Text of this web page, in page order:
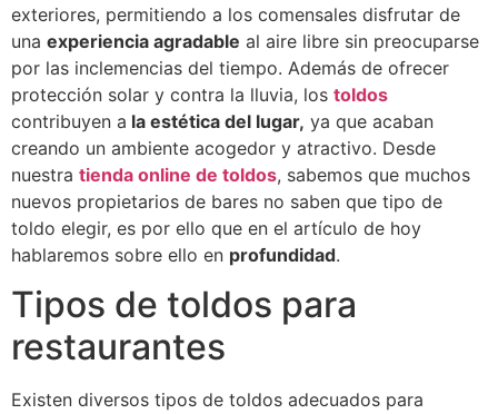
exteriores, permitiendo a los comensales disfrutar de
una experiencia agradable al aire libre sin preocuparse
por las inclemencias del tiempo. Además de ofrecer
protección solar y contra la lluvia, los toldos
contribuyen a la estética del lugar, ya que acaban
creando un ambiente acogedor y atractivo. Desde
nuestra tienda online de toldos, sabemos que muchos
nuevos propietarios de bares no saben que tipo de
toldo elegir, es por ello que en el artículo de hoy
hablaremos sobre ello en profundidad.
Tipos de toldos para
restaurantes
Existen diversos tipos de toldos adecuados para